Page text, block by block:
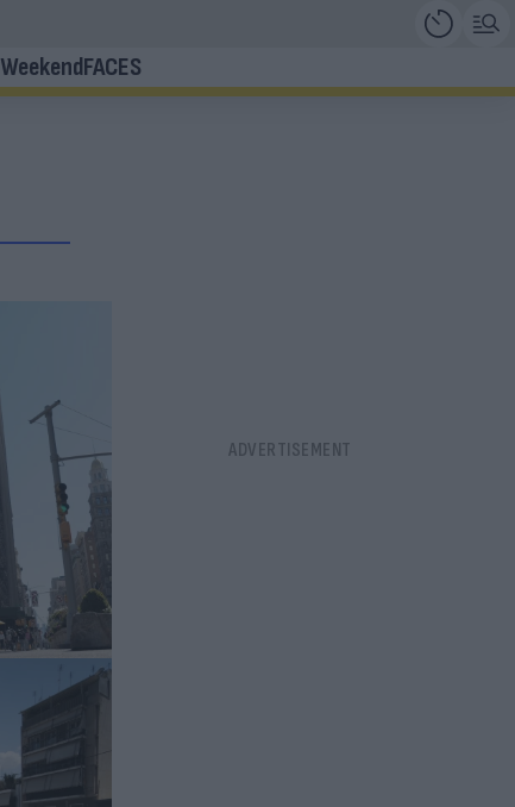
WeekendFACES